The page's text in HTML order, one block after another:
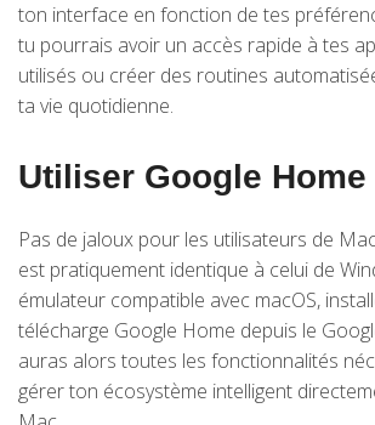
ton interface en fonction de tes
tu pourrais avoir un accès rapide à tes
utilisés ou créer des routines
ta vie quotidienne.
Utiliser Google
Pas de jaloux pour les utilisateurs de
est pratiquement identique à celui de
émulateur compatible avec macOS,
télécharge Google Home depuis le
auras alors toutes les fonctionnalités
gérer ton écosystème intelligent